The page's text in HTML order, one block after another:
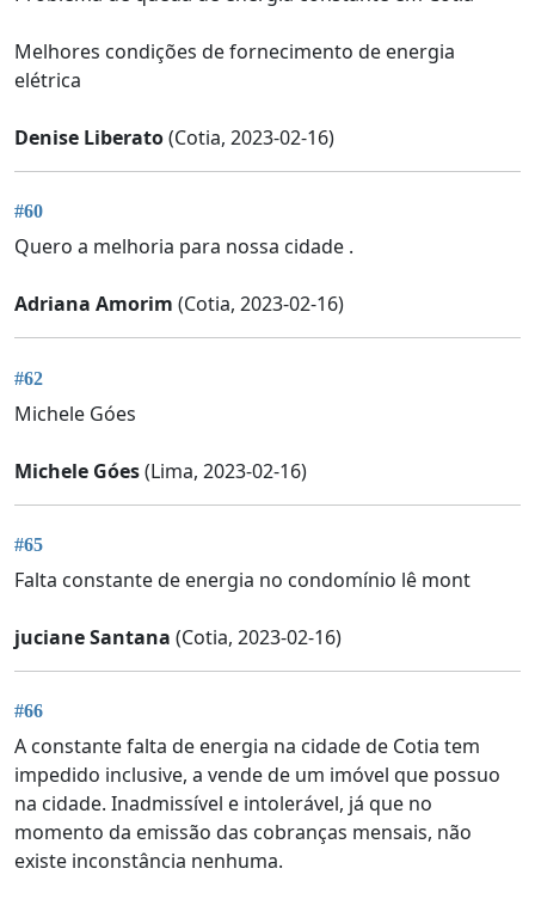
Melhores condições de fornecimento de energia
elétrica
Denise Liberato(Cotia, 2023-02-16)
#60
Quero a melhoria para nossa cidade .
Adriana Amorim (Cotia, 2023-02-16)
#62
Michele Góes
Michele Góes(Lima, 2023-02-16)
#65
Falta constante de energia no condomínio lê mont
juciane Santana (Cotia, 2023-02-16)
#66
A constante falta de energia na cidade de Cotia tem
impedido inclusive, a vende de um imóvel que possuo
na cidade. Inadmissível e intolerável, já que no
momento da emissão das cobranças mensais, não
existe inconstância nenhuma.